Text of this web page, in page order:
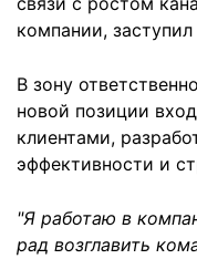
компании,
В зону
новой позиции
клиентами,
эффективности и
"Я работаю в
рад возглавить